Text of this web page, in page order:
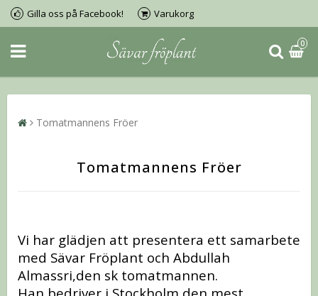
Gilla oss på Facebook! Varukorg
0
Tomatmannens Fröer
Tomatmannens Fröer
Vi har glädjen att presentera ett samarbete
med Sävar Fröplant och Abdullah
Almassri,den sk tomatmannen.